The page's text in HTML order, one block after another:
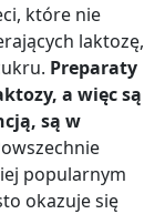
które nie
laktozę,
Preparaty
a więc są
są w
popularnym
okazuje się